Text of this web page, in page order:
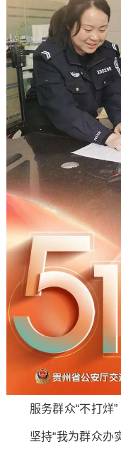
服务群众“不打烊”
坚持“我为群众办实